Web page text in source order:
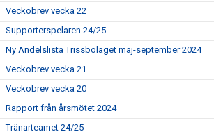
Veckobrev vecka 22
Supporterspelaren 24/25
Ny Andelslista Trissbolaget maj-september 2024
Veckobrev vecka 21
Veckobrev vecka 20
Rapport från årsmötet 2024
Tränarteamet 24/25